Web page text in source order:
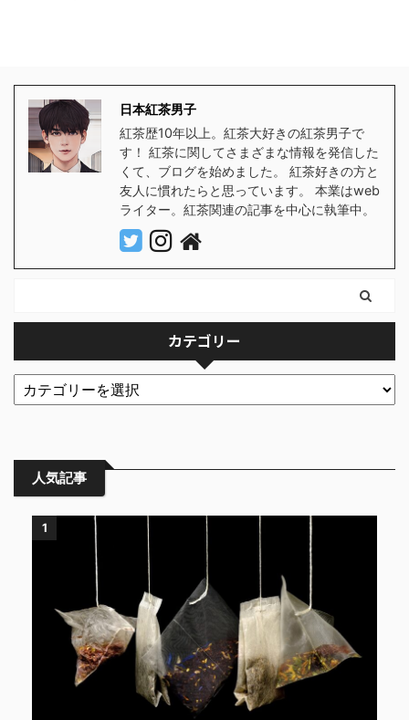
日本紅茶男子
紅茶歴10年以上。紅茶大好きの紅茶男子で
す！ 紅茶に関してさまざまな情報を発信した
くて、ブログを始めました。 紅茶好きの方と
友人に慣れたらと思っています。 本業はweb
ライター。紅茶関連の記事を中心に執筆中。
カテゴリー
人気記事
1